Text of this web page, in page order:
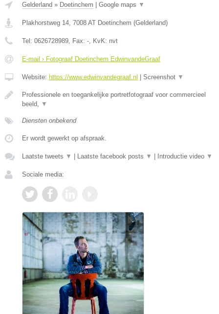
Gelderland » Doetinchem Google maps ▼
Plakhorstweg 14 7008 AT Doetinchem (Gelderland)
Tel: 0626728989 , Fax: - , KvK: nvt
E-mail › Fotograaf Doetinchem EdwinvandeGraaf
Website: https://www.edwinvandegraaf.nl Screenshot ▼
Professionele en toegankelijke portretfotograaf voor commercieel
beeld,
▼
Diensten onbekend
Er wordt gewerkt op afspraak.
Laatste tweets ▼ Laatste facebook posts ▼ Introductie video ▼
Sociale media: